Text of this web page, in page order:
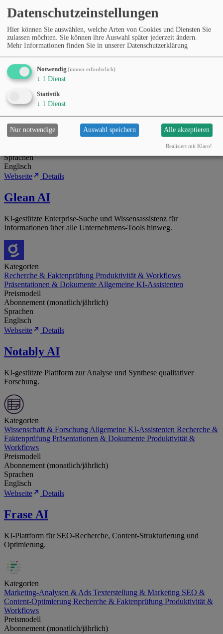
EnglischSpanischDeutsch+12
Personal.ai
KI-basierter persönlicher Erinnerungs- und Wissensassistent, der
Informationen speichert, organisiert und wieder zugänglich macht.
Recherche & FaktenprüfungProduktivität & Workflows
Präsentationen & DokumenteAllgemeine KI-Assistenten
Preismodell
Sprachen
Englisch
Webseite
Details
Glean AI
KI-gestützte Enterprise-Suche und Wissensassistenz für
Informationen über alle Unternehmens-Tools hinweg.
Kategorien
Recherche & Faktenprüfung Produktivität & Workflows
Präsentationen & Dokumente Allgemeine KI-Assistenten
Preismodell
Abonnement (monatlich/jährlich)
Sprachen
Englisch
Webseite
Details
Notably AI
KI-gestützte Plattform zur Analyse und Synthese qualitativer
Forschung.
Kategorien
Wissenschaft & Forschung Allgemeine KI-Assistenten Recherche &
Faktenprüfung Präsentationen & Dokumente Produktivität &
Workflows
Preismodell
Abonnement (monatlich/jährlich)
Sprachen
Englisch
Webseite
Details
Frase AI
KI-Plattform für SEO-Recherche, Content-Strukturierung und
Optimierung.
Kategorien
Marketing-Analysen & Ads Texterstellung & Marketing SEO &
Content-Optimierung Recherche & Faktenprüfung Produktivität &
Workflows
Preismodell
Abonnement (monatlich/jährlich)
Datenschutzeinstellungen
Hier können Sie auswählen, welche Arten von Cookies und Diensten Sie
zulassen möchten. Sie können ihre Auswahl später jederzeit ändern.
Mehr Informationen finden Sie in unserer Datenschutzerklärung
Notwendig (immer erforderlich)
↓ 1 Dienst
Statistik
↓ 1 Dienst
Nur notwendige Auswahl speichern Alle akzeptieren
Realisiert mit Klaro!